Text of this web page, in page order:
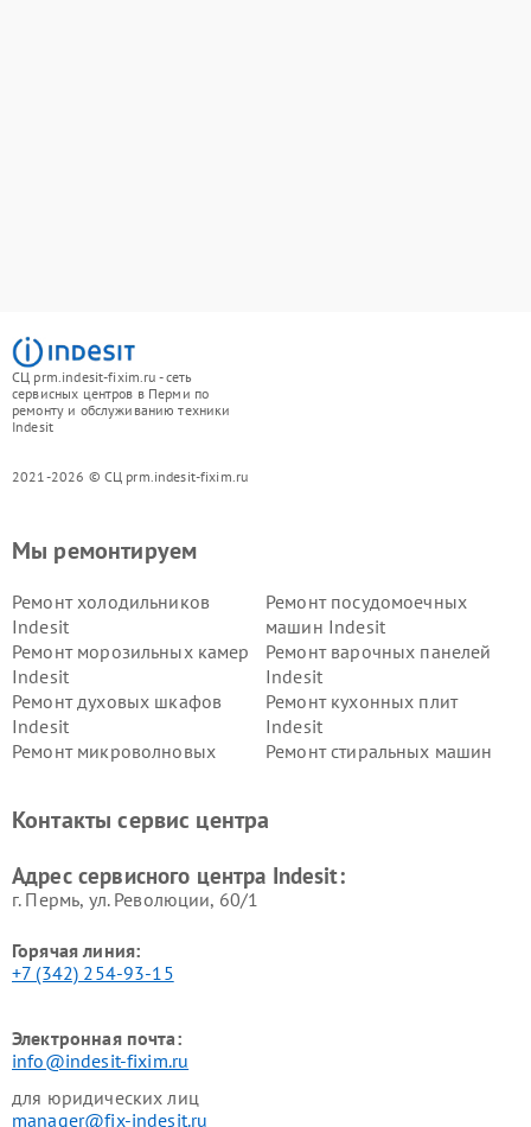
СЦ prm.indesit-fixim.ru - сеть
сервисных центров в Перми по
ремонту и обслуживанию техники
Indesit
2021-2026 © СЦ prm.indesit-fixim.ru
Мы ремонтируем
Ремонт холодильников
Indesit
Ремонт посудомоечных
машин Indesit
Ремонт морозильных камер
Indesit
Ремонт варочных панелей
Indesit
Ремонт духовых шкафов
Indesit
Ремонт кухонных плит
Indesit
Ремонт микроволновых
Ремонт стиральных машин
Indesit
Indesit
Контакты сервис центра
Адрес сервисного центра Indesit:
г. Пермь, ул. ​Революции, 60/1
Горячая линия:
+7 (342) 254-93-15
Электронная почта:
info@indesit-fixim.ru
для юридических лиц
manager@fix-indesit.ru